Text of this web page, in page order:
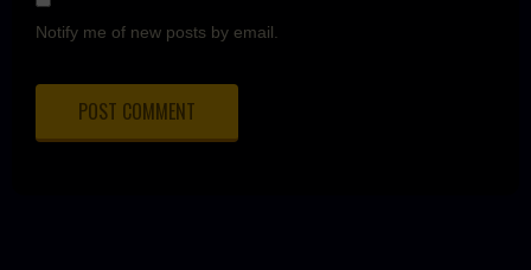
Notify me of new posts by email.